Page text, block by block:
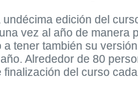
undécima edición del
vez al año de manera
a tener también su
Alrededor de 80
finalización del curso